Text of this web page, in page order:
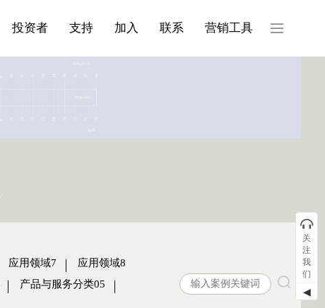
投资者
支持
加入
联系
营销工具
应用领域7
应用领域8
产品与服务分类05
关
注
我
们
◀